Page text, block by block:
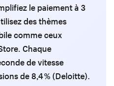
le paiement à 3
des thèmes
comme ceux
Chaque
de vitesse
de 8,4 % (Deloitte).